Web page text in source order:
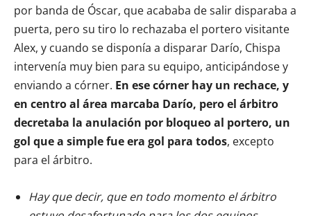
por banda de Óscar, que acababa de salir disparaba a
puerta, pero su tiro lo rechazaba el portero visitante
Alex, y cuando se disponía a disparar Darío, Chispa
intervenía muy bien para su equipo, anticipándose y
enviando a córner. En ese córner hay un rechace, y
en centro al área marcaba Darío, pero el árbitro
decretaba la anulación por bloqueo al portero, un
gol que a simple fue era gol para todos, excepto
para el árbitro.
Hay que decir, que en todo momento el árbitro